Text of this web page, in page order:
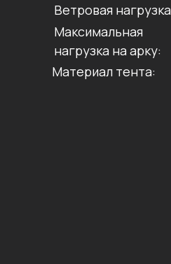
Ветровая нагрузка
Максимальная
нагрузка на арку:
Материал тента: